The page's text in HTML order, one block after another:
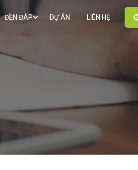
ĐỀN ĐÁP DỰ ÁN LIÊN HỆ